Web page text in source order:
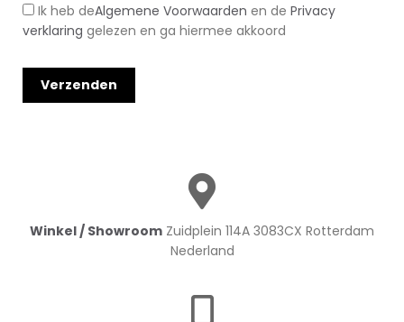
Ik heb deAlgemene Voorwaarden en de Privacy
verklaring gelezen en ga hiermee akkoord
Winkel / Showroom Zuidplein 114A 3083CX Rotterdam
Nederland